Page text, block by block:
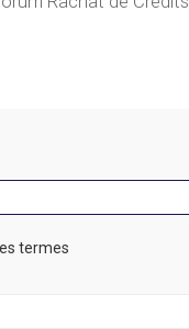
termes